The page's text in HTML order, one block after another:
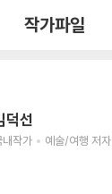
작가파일
덕선
내작가 예술/여행 저자
행 저자